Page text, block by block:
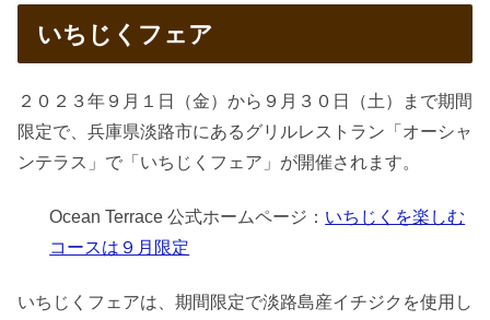
いちじくフェア
２０２３年９月１日（金）から９月３０日（土）まで期間
限定で、兵庫県淡路市にあるグリルレストラン「オーシャ
ンテラス」で「いちじくフェア」が開催されます。
Ocean Terrace 公式ホームページ： いちじくを楽しむ
コースは９月限定
いちじくフェアは、期間限定で淡路島産イチジクを使用し